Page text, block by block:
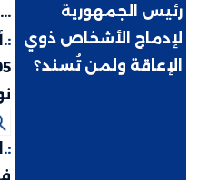
رئيس الجمهورية
لإدماج الأشخاص ذوي
الإعاقة ولمن تُسند؟